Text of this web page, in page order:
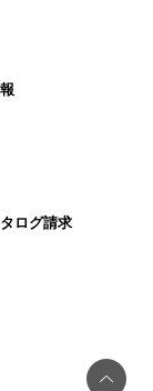
ログ請求